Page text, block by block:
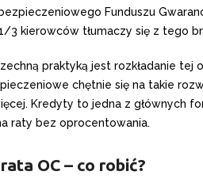
Funduszu
3 kierowców tłumaczy się z tego
praktyką jest rozkładanie tej
chętnie się na takie
Kredyty to jedna z głównych
raty bez oprocentowania.
OC – co robić?